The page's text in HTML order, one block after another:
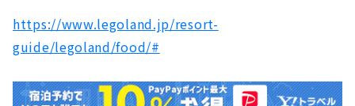
https://www.legoland.jp/resort-
guide/legoland/food/#